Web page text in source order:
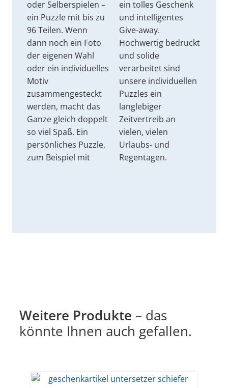
oder Selberspielen –
ein Puzzle mit bis zu
96 Teilen. Wenn
dann noch ein Foto
der eigenen Wahl
oder ein individuelles
Motiv
zusammengesteckt
werden, macht das
Ganze gleich doppelt
so viel Spaß. Ein
persönliches Puzzle,
zum Beispiel mit
ein tolles Geschenk
und intelligentes
Give-away.
Hochwertig bedruckt
und solide
verarbeitet sind
unsere individuellen
Puzzles ein
langlebiger
Zeitvertreib an
vielen, vielen
Urlaubs- und
Regentagen.
Weitere Produkte – das
könnte Ihnen auch gefallen.